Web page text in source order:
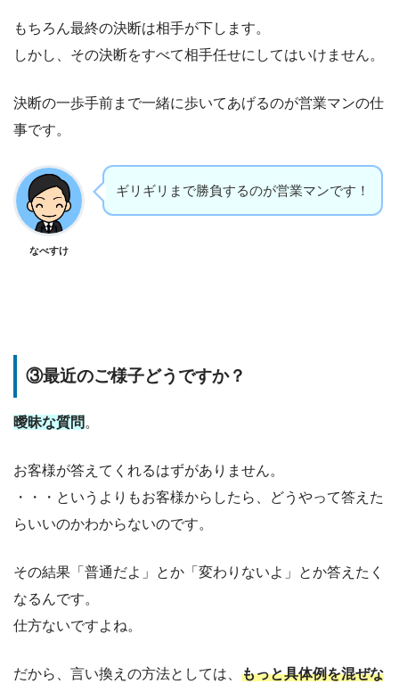
もちろん最終の決断は相手が下します。
しかし、その決断をすべて相手任せにしてはいけません。
決断の一歩手前まで一緒に歩いてあげるのが営業マンの仕
事です。
なべすけ
ギリギリまで勝負するのが営業マンです！
③最近のご様子どうですか？
曖昧な質問 。
お客様が答えてくれるはずがありません。
・・・というよりもお客様からしたら、どうやって答えた
らいいのかわからないのです。
その結果「普通だよ」とか「変わりないよ」とか答えたく
なるんです。
仕方ないですよね。
だから、言い換えの方法としては、 もっと具体例を混ぜな